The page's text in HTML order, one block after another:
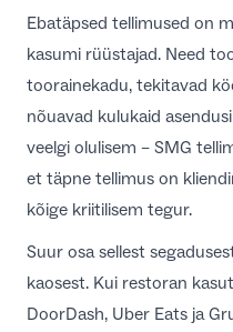
Ebatäpsed tellimused on
kasumi rüüstajad. Need
toorainekadu, tekitavad
nõuavad kulukaid
veelgi olulisem – SMG
et täpne tellimus on
kõige kriitilisem tegur.
Suur osa sellest
kaosest. Kui restoran
DoorDash, Uber Eats ja